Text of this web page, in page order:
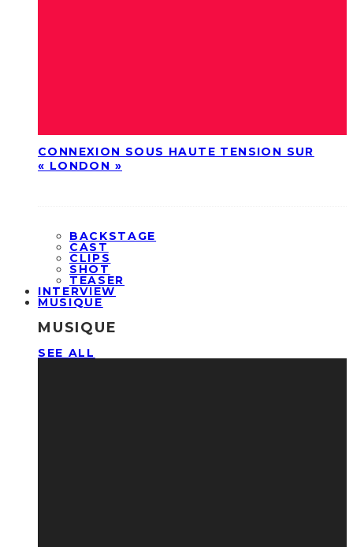
CONNEXION SOUS HAUTE TENSION SUR
« LONDON »
BACKSTAGE
CAST
CLIPS
SHOT
TEASER
INTERVIEW
MUSIQUE
MUSIQUE
SEE ALL